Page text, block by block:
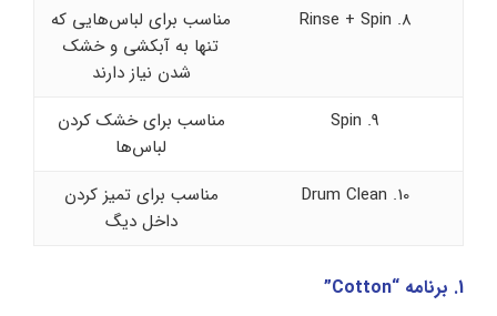
8. Rinse + Spin
مناسب برای لباس‌هایی که
تنها به آبکشی و خشک
شدن نیاز دارند
9. Spin
مناسب برای خشک کردن
لباس‌ها
10. Drum Clean
مناسب برای تمیز کردن
داخل دیگ
1. برنامه “Cotton”